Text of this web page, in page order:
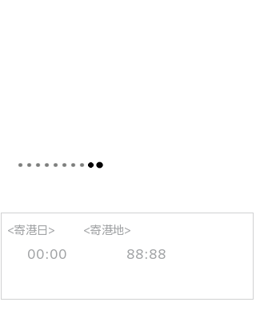
<寄港日>
00:00
<寄港地>
88:88